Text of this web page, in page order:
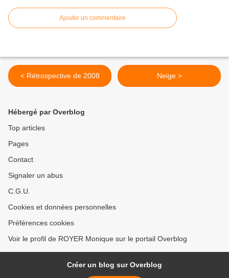
Ajouter un commentaire
< Rétrospective de 2008 Neige >
Hébergé par Overblog
Top articles
Pages
Contact
Signaler un abus
C.G.U.
Cookies et données personnelles
Préférences cookies
Voir le profil de ROYER Monique sur le portail Overblog
Créer un blog sur Overblog